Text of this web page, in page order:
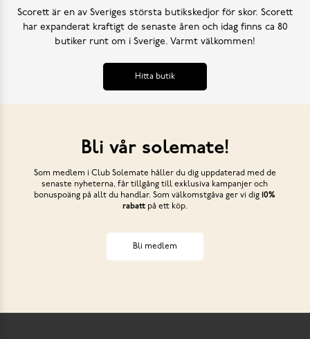
Scorett är en av Sveriges största butikskedjor för skor. Scorett
har expanderat kraftigt de senaste åren och idag finns ca 80
butiker runt om i Sverige. Varmt välkommen!
Hitta butik
Bli vår solemate!
Som medlem i Club Solemate håller du dig uppdaterad med de
senaste nyheterna, får tillgång till exklusiva kampanjer och
bonuspoäng på allt du handlar. Som välkomstgåva ger vi dig10%
rabattpå ett köp.
Bli medlem